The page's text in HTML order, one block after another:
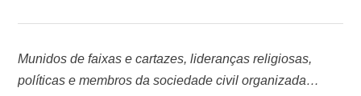
Munidos de faixas e cartazes, lideranças religiosas,
políticas e membros da sociedade civil organizada